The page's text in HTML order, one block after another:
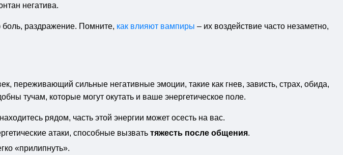
негатива.
раздражение. Помните, как влияют вампиры – их воздействие часто незаметно,
переживающий сильные негативные эмоции, такие как гнев, зависть, страх, обида,
тучам, которые могут окутать и ваше энергетическое поле.
рядом, часть этой энергии может осесть на вас.
атаки, способные вызвать тяжесть после общения.
«прилипнуть».